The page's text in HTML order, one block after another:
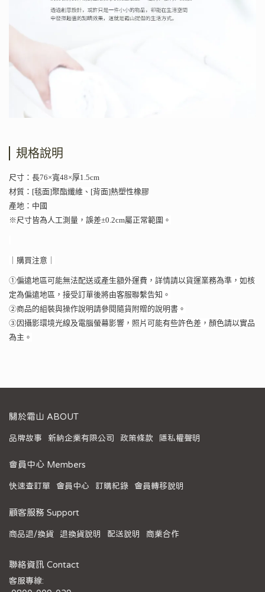
規格說明
尺寸：長76×寬48×厚1.5cm
材質：[毯面]聚酯纖維、[背面]熱塑性橡膠
產地：中國
※尺寸皆為人工測量，誤差±0.2cm屬正常範圍。
｜購買注意｜
①偏遠地區可能無法配送或產生額外運費，詳情請以貨運業務為準，如核
定為偏遠地區，接受訂單後將由客服聯繫告知。
②商品的組裝與操作說明請參閱隨貨附贈的說明書。
③因攝影環境光線及電腦螢幕影響，照片可能有些許色差，顏色請以實品
為主。
關於霜山 ABOUT
品牌故事 新納企業有限公司 政策條款 隱私權聲明
會員中心 Members
快速查訂單 會員中心 訂購紀錄 會員轉移說明
顧客服務 Support
商品退/換貨 退換貨說明 配送說明 商業合作
聯絡資訊 Contact
客服專線: